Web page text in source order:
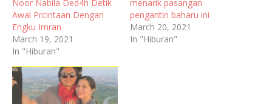
Noor Nabila Ded4h Detik
Awal Prcintaan Dengan
Engku Imran
March 19, 2021
In "Hiburan"
menarik pasangan
pengantin baharu ini
March 20, 2021
In "Hiburan"